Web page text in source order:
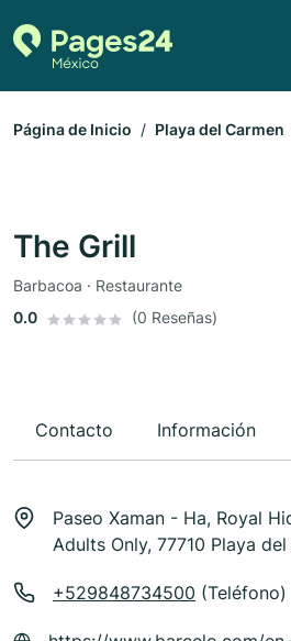
Página de Inicio Playa del Carmen
The Grill
Barbacoa · Restaurante
0.0
(0 Reseñas)
Contacto Información
Paseo Xaman - Ha, Royal
Adults Only, 77710 Playa
+529848734500 (Teléfono)